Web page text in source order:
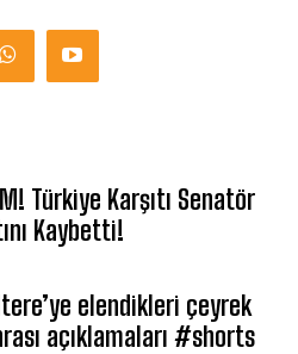
Türkiye Karşıtı Senatör
Kaybetti!
elendikleri çeyrek
açıklamaları #shorts